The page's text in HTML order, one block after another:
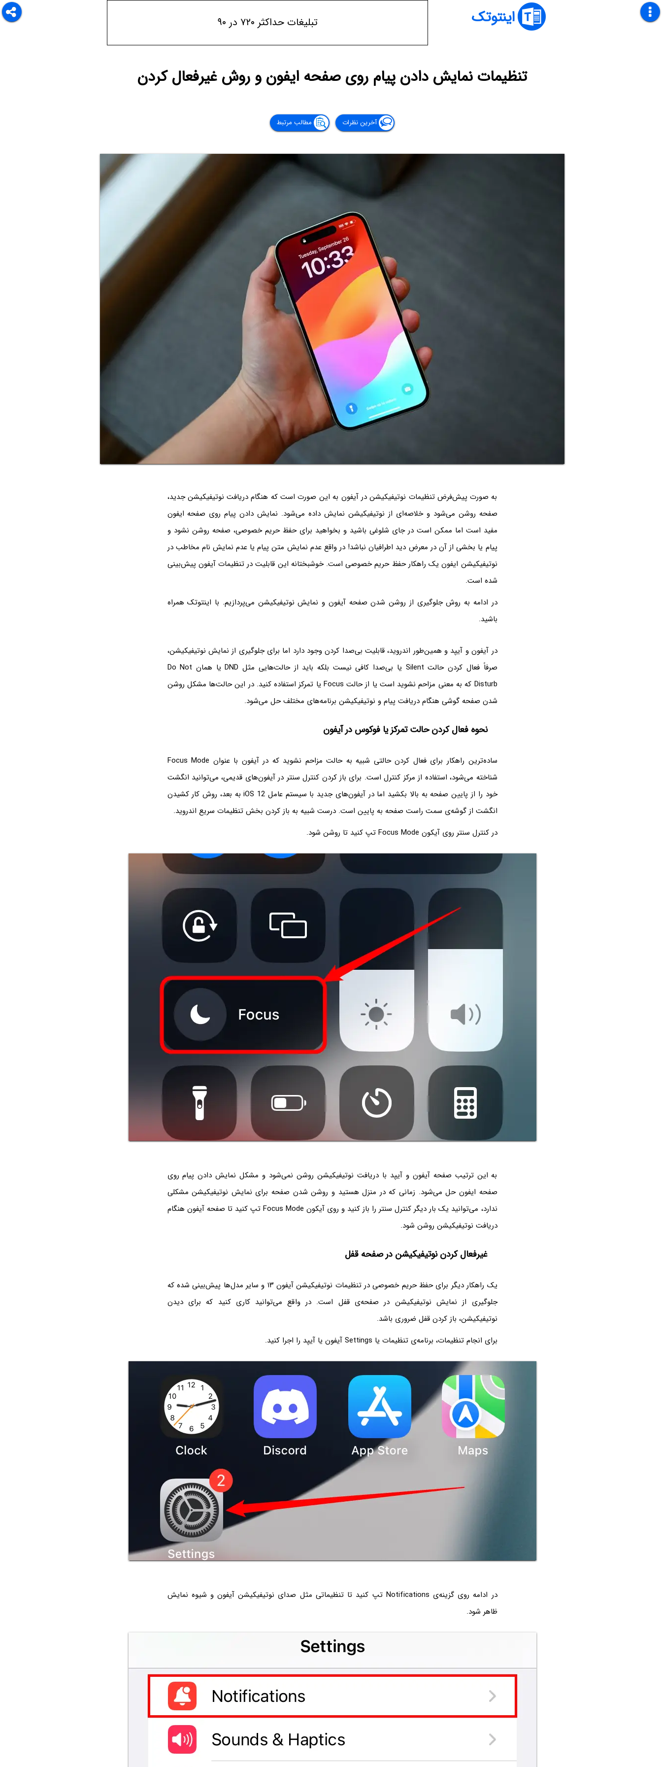
اینتوتک تبلیغات حداکثر ۷۲۰ در ۹۰
تنظیمات نمایش دادن پیام روی صفحه ایفون و روش غیرفعال کردن
آخرین نظرات مطالب مرتبط
به صورت پیش‌فرض تنظیمات نوتیفیکیشن در آیفون به این صورت است که هنگام دریافت نوتیفیکیشن جدید،
صفحه روشن می‌شود و خلاصه‌ای از نوتیفیکیشن نمایش داده می‌شود. نمایش دادن پیام روی صفحه ایفون
مفید است اما ممکن است در جای شلوغی باشید و بخواهید برای حفظ حریم خصوصی، صفحه روشن نشود و
پیام یا بخشی از آن در معرض دید اطرافیان نباشد! در واقع عدم نمایش متن پیام یا عدم نمایش نام مخاطب در
نوتیفیکیشن ایفون یک راهکار حفظ حریم خصوصی است. خوشبختانه این قابلیت در تنظیمات آیفون پیش‌بینی
شده است.
در ادامه به روش جلوگیری از روشن شدن صفحه آیفون و نمایش نوتیفیکیشن می‌پردازیم. با اینتوتک همراه
باشید.
در آیفون و آیپد و همین‌طور اندروید، قابلیت بی‌صدا کردن وجود دارد اما برای جلوگیری از نمایش نوتیفیکیشن،
صرفاً فعال کردن حالت Silent یا بی‌صدا کافی نیست بلکه باید از حالت‌هایی مثل DND یا همان Do Not
Disturb که به معنی مزاحم نشوید است یا از حالت Focus یا تمرکز استفاده کنید. در این حالت‌ها مشکل روشن
شدن صفحه گوشی هنگام دریافت پیام و نوتیفیکیشن برنامه‌های مختلف حل می‌شود.
نحوه فعال کردن حالت تمرکز یا فوکوس در آیفون
ساده‌ترین راهکار برای فعال کردن حالتی شبیه به حالت مزاحم نشوید که در آیفون با عنوان Focus Mode
شناخته می‌شود، استفاده از مرکز کنترل است. برای باز کردن کنترل سنتر در آیفون‌های قدیمی، می‌توانید انگشت
خود را از پایین صفحه به بالا بکشید اما در آیفون‌های جدید با سیستم عامل iOS 12 به بعد، روش کار کشیدن
انگشت از گوشه‌ی سمت راست صفحه به پایین است. درست شبیه به باز کردن بخش تنظیمات سریع اندروید.
در کنترل سنتر روی آیکون Focus Mode تپ کنید تا روشن شود.
به این ترتیب صفحه آیفون و آیپد با دریافت نوتیفیکیشن روشن نمی‌شود و مشکل نمایش دادن پیام روی
صفحه ایفون حل می‌شود. زمانی که در منزل هستید و روشن شدن صفحه برای نمایش نوتیفیکیشن مشکلی
ندارد، می‌توانید یک بار دیگر کنترل سنتر را باز کنید و روی آیکون Focus Mode تپ کنید تا صفحه آیفون هنگام
دریافت نوتیفیکیشن روشن شود.
غیرفعال کردن نوتیفیکیشن در صفحه قفل
یک راهکار دیگر برای حفظ حریم خصوصی در تنظیمات نوتیفیکیشن آیفون ۱۳ و سایر مدل‌ها پیش‌بینی شده که
جلوگیری از نمایش نوتیفیکیشن در صفحه‌ی قفل است. در واقع می‌توانید کاری کنید که برای دیدن
نوتیفیکیشن، باز کردن قفل ضروری باشد.
برای انجام تنظیمات، برنامه‌ی تنظیمات یا Settings آیفون یا آیپد را اجرا کنید.
در ادامه روی گزینه‌ی Notifications تپ کنید تا تنظیماتی مثل صدای نوتیفیکیشن آیفون و شیوه نمایش
ظاهر شود.